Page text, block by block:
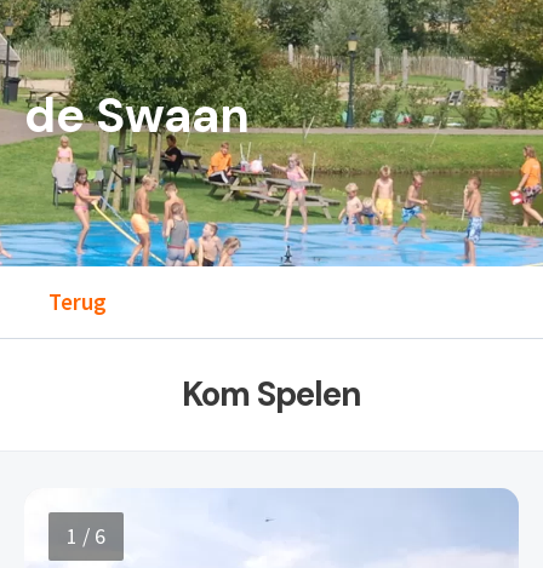
de Swaan
Terug
Kom Spelen
1 / 6